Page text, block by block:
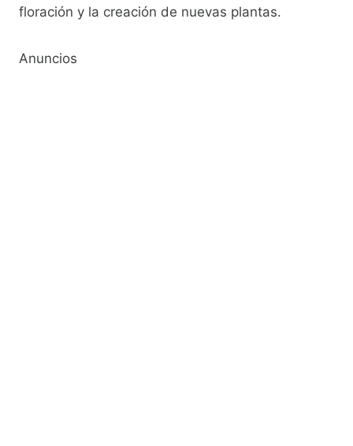
floración y la creación de nuevas plantas.
Anuncios